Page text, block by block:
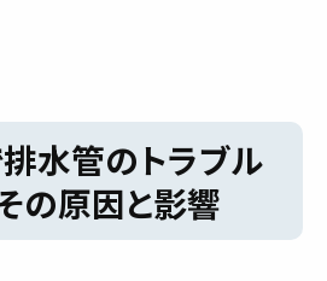
水管のトラブル
の原因と影響